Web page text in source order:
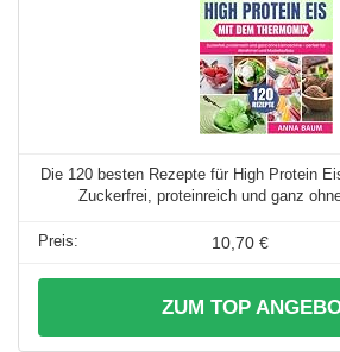
Die 120 besten Rezepte für High Protein
Zuckerfrei, proteinreich und ganz
10,70 €
ZUM TOP